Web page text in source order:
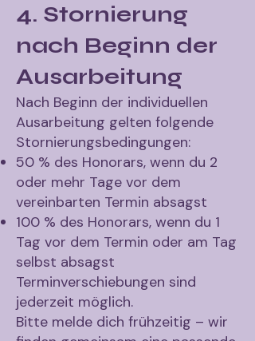
4. Stornierung
nach Beginn der
Ausarbeitung
Nach Beginn der individuellen
Ausarbeitung gelten folgende
Stornierungsbedingungen:
50 % des Honorars, wenn du 2
oder mehr Tage vor dem
vereinbarten Termin absagst
100 % des Honorars, wenn du 1
Tag vor dem Termin oder am Tag
selbst absagst
Terminverschiebungen sind
jederzeit möglich.
Bitte melde dich frühzeitig – wir